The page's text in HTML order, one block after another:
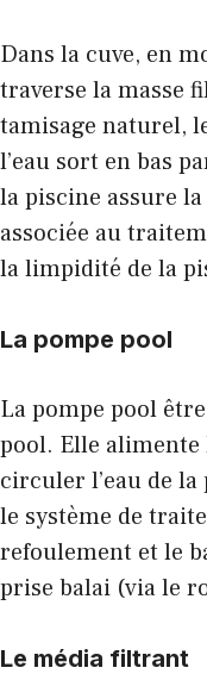
Dans la cuve, en
traverse la masse
tamisage naturel,
l’eau sort en bas
la piscine assure
associée au
la limpidité de la
La pompe pool
La pompe pool
pool. Elle
circuler l’eau de
le système de
refoulement et le
prise balai (via le
Le média filtrant